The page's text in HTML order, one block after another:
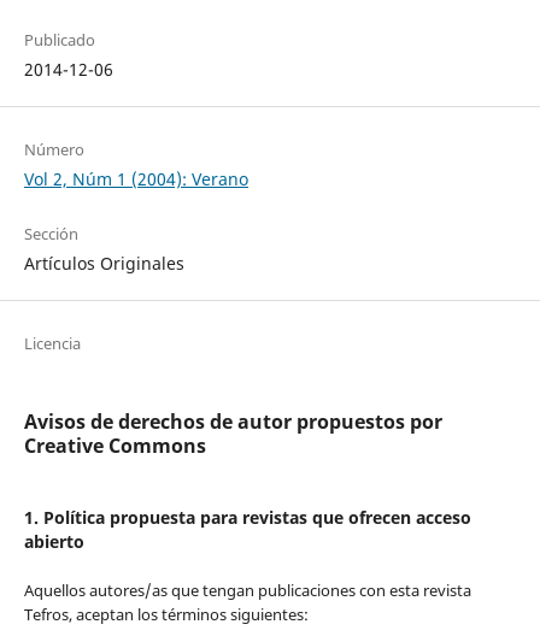
Publicado
2014-12-06
Número
Vol 2, Núm 1 (2004): Verano
Sección
Artículos Originales
Licencia
Avisos de derechos de autor propuestos por
Creative Commons
1. Política propuesta para revistas que ofrecen acceso
abierto
Aquellos autores/as que tengan publicaciones con esta revista
Tefros, aceptan los términos siguientes: